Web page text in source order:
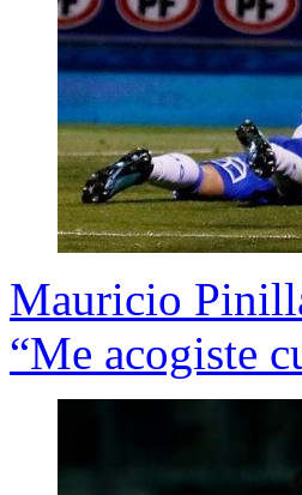
Mauricio
“Me acogiste